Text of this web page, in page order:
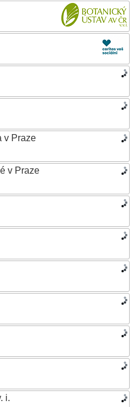
v Praze
v Praze
i.